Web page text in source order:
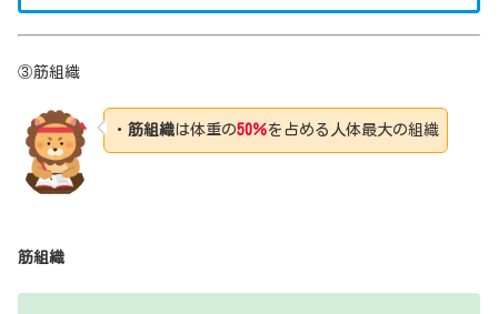
③筋組織
・ 筋組織は体重の50％を占める人体最大の組織
筋組織